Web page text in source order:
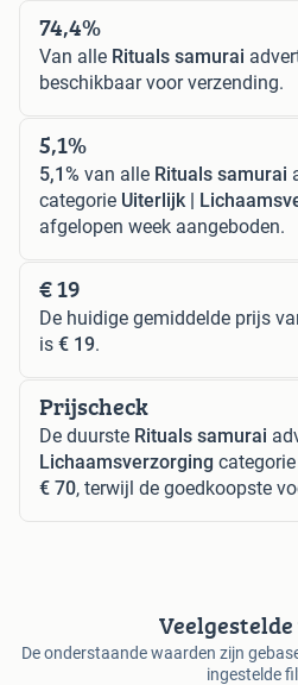
74,4%
Van alle Rituals samurai
beschikbaar voor verzending.
5,1%
5,1% van alle Rituals samurai
categorie Uiterlijk |
afgelopen week aangeboden.
€ 19
De huidige gemiddelde prijs
is € 19.
Prijscheck
De duurste Rituals samurai
Lichaamsverzorging
€ 70, terwijl de goedkoopste
De onderstaande waarden zijn
ingestelde